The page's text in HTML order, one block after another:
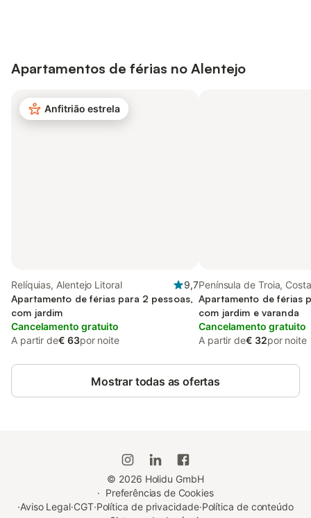
Apartamentos de férias no Alentejo
Anfitrião estrela
Relíquias, Alentejo Litoral
9,7
Apartamento de férias para 2 pessoas,
com jardim
Cancelamento gratuito
A partir de€ 63por noite
Península de Troia,
Apartamento de férias
com jardim e varanda
Cancelamento gratuito
A partir de€ 32por noite
Mostrar todas as ofertas
© 2026 Holidu GmbH
· Preferências de Cookies
·Aviso Legal·CGT·Política de privacidade·Política de conteúdo